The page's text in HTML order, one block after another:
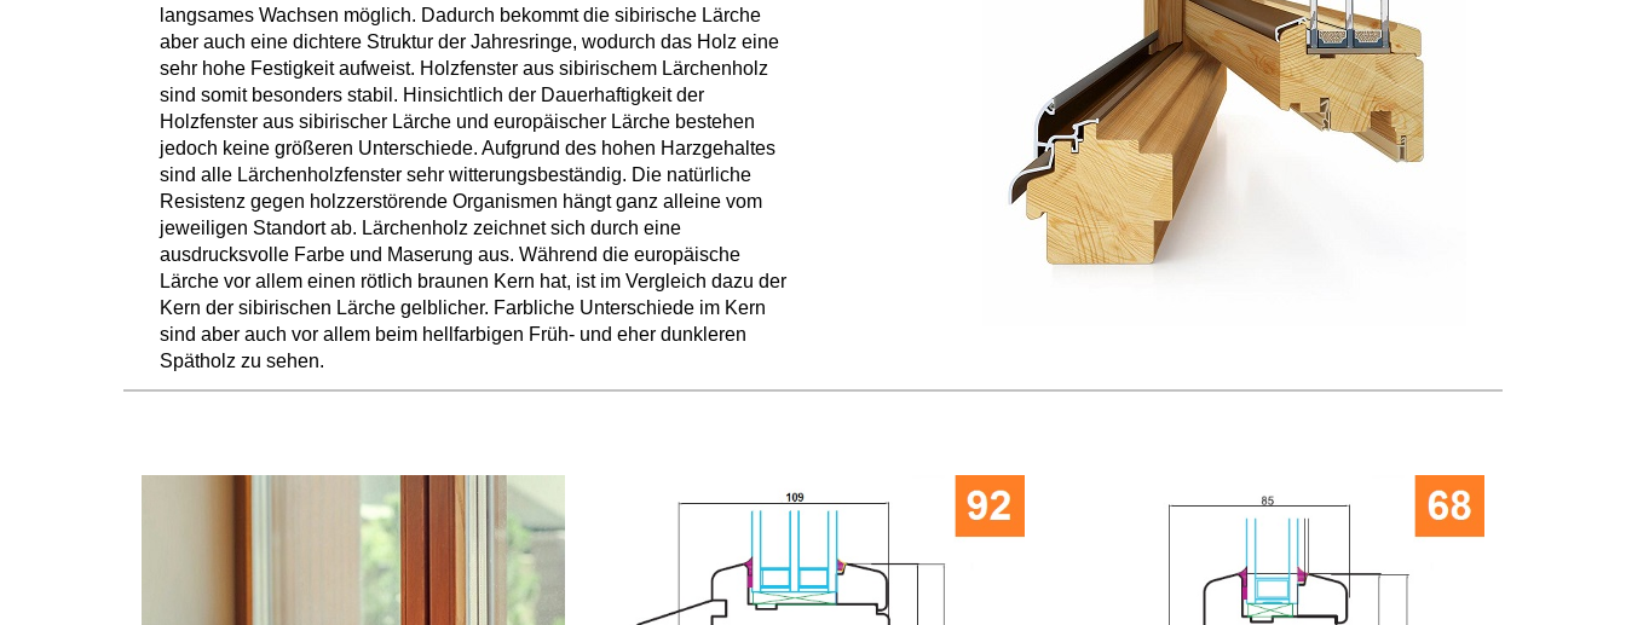
langsames Wachsen möglich. Dadurch bekommt die sibirische Lärche
aber auch eine dichtere Struktur der Jahresringe, wodurch das Holz eine
sehr hohe Festigkeit aufweist. Holzfenster aus sibirischem Lärchenholz
sind somit besonders stabil. Hinsichtlich der Dauerhaftigkeit der
Holzfenster aus sibirischer Lärche und europäischer Lärche bestehen
jedoch keine größeren Unterschiede. Aufgrund des hohen Harzgehaltes
sind alle Lärchenholzfenster sehr witterungsbeständig. Die natürliche
Resistenz gegen holzzerstörende Organismen hängt ganz alleine vom
jeweiligen Standort ab. Lärchenholz zeichnet sich durch eine
ausdrucksvolle Farbe und Maserung aus. Während die europäische
Lärche vor allem einen rötlich braunen Kern hat, ist im Vergleich dazu der
Kern der sibirischen Lärche gelblicher. Farbliche Unterschiede im Kern
sind aber auch vor allem beim hellfarbigen Früh- und eher dunkleren
Spätholz zu sehen.